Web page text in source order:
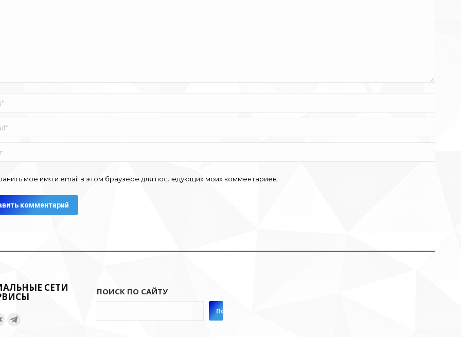
моё имя и email в этом браузере для последующих моих комментариев.
комментарий
СЕТИ
СтраницаСтраница
ПОИСК ПО САЙТУ
Поиск